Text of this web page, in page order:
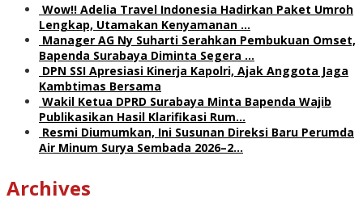
Wow!! Adelia Travel Indonesia Hadirkan Paket Umroh
Lengkap, Utamakan Kenyamanan …
Manager AG Ny Suharti Serahkan Pembukuan Omset,
Bapenda Surabaya Diminta Segera …
DPN SSI Apresiasi Kinerja Kapolri, Ajak Anggota Jaga
Kambtimas Bersama
Wakil Ketua DPRD Surabaya Minta Bapenda Wajib
Publikasikan Hasil Klarifikasi Rum…
Resmi Diumumkan, Ini Susunan Direksi Baru Perumda
Air Minum Surya Sembada 2026–2…
Archives